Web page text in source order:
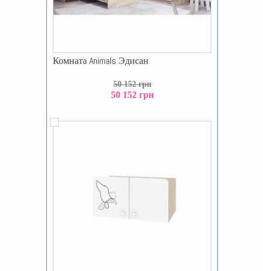
Комната Animals Эдисан
50 152 грн
50 152 грн